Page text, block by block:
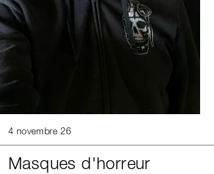
4 novembre 26
Masques d'horreur